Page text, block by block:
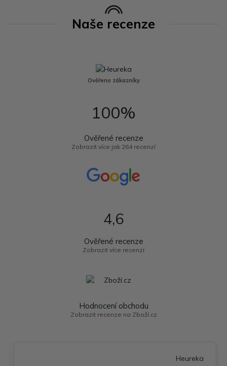
Naše recenze
Ověřeno zákazníky
100%
Ověřené recenze
Zobrazit více jak 264 recenzí
4,6
Ověřené recenze
Zobrazit více recenzí
Hodnocení obchodu
Zobrazit recenze na Zboží.cz
Heureka